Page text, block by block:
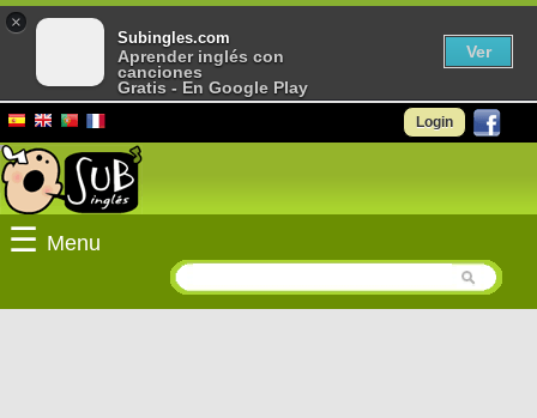
Login
☰ Menu
×
Subingles.com
Aprender inglés con
canciones
Gratis - En Google Play
Ver